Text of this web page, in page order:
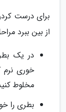
برای درست
از بین ببرد
در یک
خوری نرم
مخلوط
بطری را